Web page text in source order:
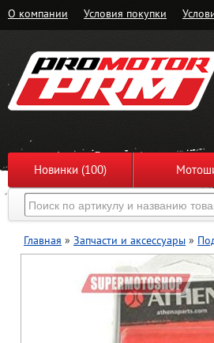
О компании Условия покупки
Новинки (100)
Главная » Запчасти и аксессуары »